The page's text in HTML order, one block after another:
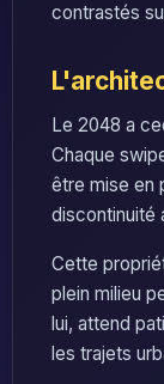
contrastés
Le 2048 a
Chaque
être mise en
discontinuité
Cette
plein milieu
lui, attend
les trajets